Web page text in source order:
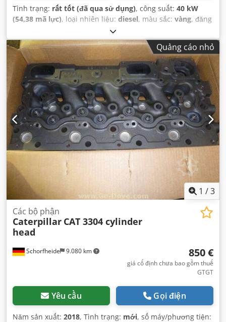
Tình trạng: rất tốt (đã qua sử dụng), công suất: 40 kW
(54,38 mã lực), loại nhiên liệu: diesel, màu sắc: vàng, đăng
, Năm sản xuất:
4.966 h,
Quảng cáo nhỏ
1 /3
Schorfheide 9.080 km
Các bộ phận
Caterpillar CAT 3304 cylinder
head
850 €
giá cố định chưa bao gồm thuế
GTGT
Yêu cầu Gọi điện
Năm sản xuất: 2018, Tình trạng: mới, số máy/phương tiện: